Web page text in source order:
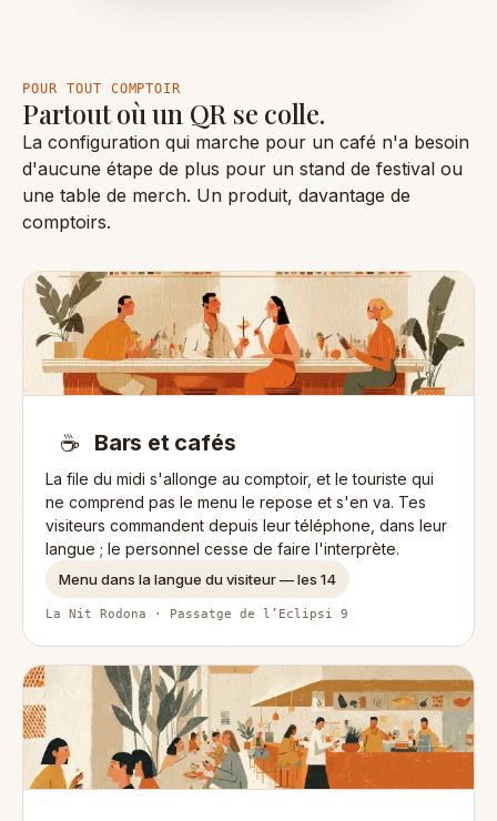
POUR TOUT COMPTOIR
Partout où un QR se colle.
La configuration qui marche pour un café n'a besoin
d'aucune étape de plus pour un stand de festival ou
une table de merch. Un produit, davantage de
comptoirs.
☕ Bars et cafés
La file du midi s'allonge au comptoir, et le touriste qui
ne comprend pas le menu le repose et s'en va. Tes
visiteurs commandent depuis leur téléphone, dans leur
langue ; le personnel cesse de faire l'interprète.
Menu dans la langue du visiteur — les 14
La Nit Rodona · Passatge de l’Eclipsi 9